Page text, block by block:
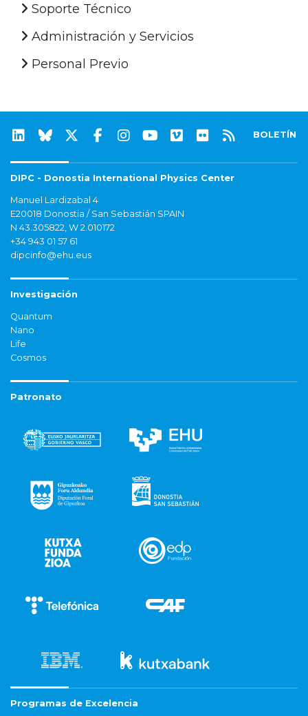
Soporte Técnico
Administración y Servicios
Personal Previo
BOLETÍN
DIPC - Donostia International Physics Center
Manuel Lardizabal 4
E20018 Donostia / San Sebastián SPAIN
N 43.305822, W 2.010172
+34 943 01 57 61
dipcinfo@ehu.eus
Investigación
Quantum
Nano
Life
Cosmos
Patronato
Programas de Excelencia